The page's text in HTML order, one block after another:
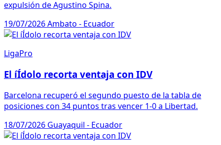
expulsión de Agustino Spina.
19/07/2026Ambato - Ecuador
LigaPro
El íÍdolo recorta ventaja con IDV
Barcelona recuperó el segundo puesto de la tabla de
posiciones con 34 puntos tras vencer 1-0 a Libertad.
18/07/2026 Guayaquil - Ecuador